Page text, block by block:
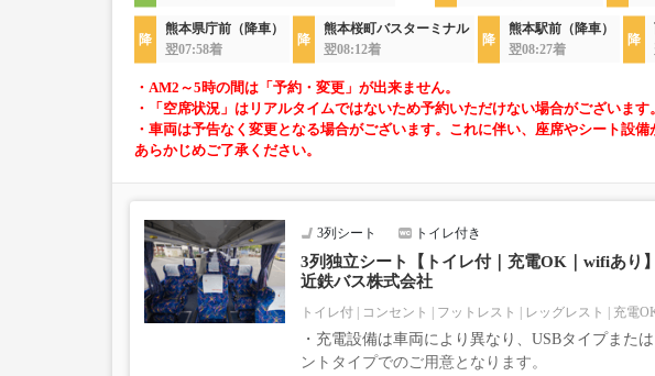
熊本県庁前（降車）
翌07:58着
熊本桜町バスターミナル
翌08:12着
熊本駅前（降車）
翌08:27着
・AM2～5時の間は「予約・変更」が出来ません。
・「空席状況」はリアルタイムではないため予約いただけない場合がございます。
・車両は予告なく変更となる場合がございます。これに伴い、座席やシート設備
あらかじめご了承ください。
3列シート トイレ付き
3列独立シート【トイレ付｜充電OK｜wifiあり
近鉄バス株式会社
トイレ付 コンセント フットレスト レッグレスト 充電
・充電設備は車両により異なり、USBタイプまた
ントタイプでのご用意となります。